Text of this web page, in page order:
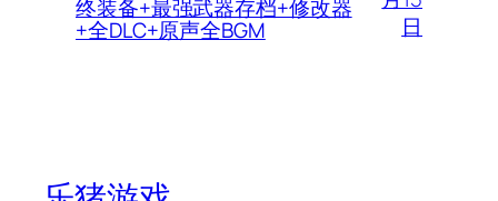
终装备+最强武器存档+修改器
+全DLC+原声全BGM
日